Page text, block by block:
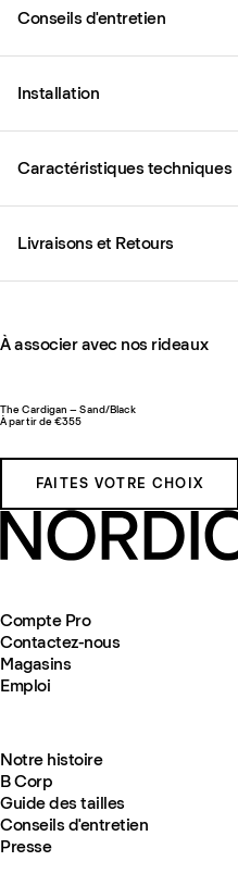
Conseils d'entretien
Installation
Caractéristiques techniques
Livraisons et Retours
À associer avec nos rideaux
The Cardigan – Sand/Black
À partir de €355
FAITES VOTRE CHOIX
Compte Pro
Contactez-nous
Magasins
Emploi
Notre histoire
B Corp
Guide des tailles
Conseils d'entretien
Presse